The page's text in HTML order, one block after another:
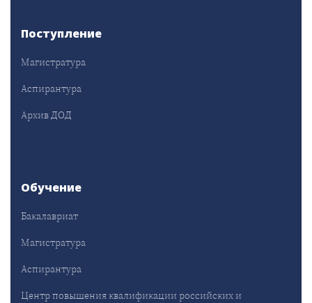
Поступление
Магистратура
Аспирантура
Архив ДОД
Обучение
Бакалавриат
Магистратура
Аспирантура
Центр повышения квалификации российских и